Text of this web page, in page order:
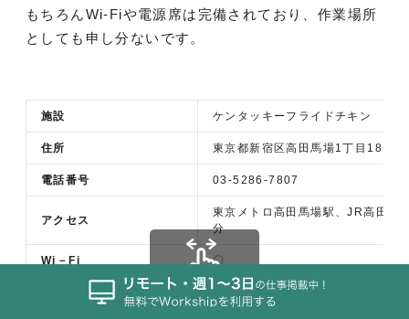
もちろんWi-Fiや電源席は完備されており、作業場所
としても申し分ないです。
施設 ケンタッキーフライドチキン 高
住所 東京都新宿区高田馬場1丁目18−10
電話番号 03-5286-7807
アクセス
東京メトロ高田馬場駅、JR高田馬
分
Wi－Fi 〇
〇
横スクロール可能